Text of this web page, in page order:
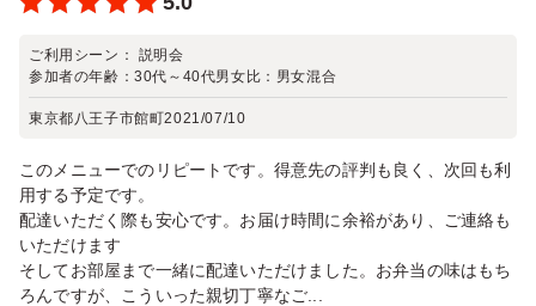
ご利用シーン： 説明会
参加者の年齢：30代～40代男女比： 男女混合
東京都八王子市館町2021/07/10
このメニューでのリピートです。得意先の評判も良く、次回も利
用する予定です。
配達いただく際も安心です。お届け時間に余裕があり、ご連絡も
いただけます
そしてお部屋まで一緒に配達いただけました。お弁当の味はもち
ろんですが、こういった親切丁寧なご...